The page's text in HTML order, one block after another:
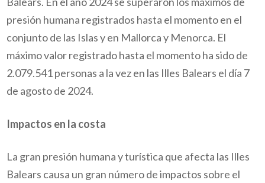
presión humana registrados hasta el momento en el
conjunto de las Islas y en Mallorca y Menorca. El
máximo valor registrado hasta el momento ha sido de
2.079.541 personas a la vez en las Illes Balears el día 7
de agosto de 2024.
Impactos en la costa
La gran presión humana y turística que afecta las Illes
Balears causa un gran número de impactos sobre el